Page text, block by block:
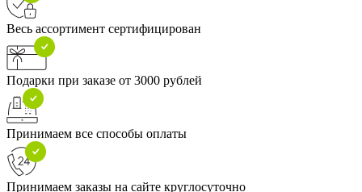
Весь ассортимент сертифицирован
Подарки при заказе от 3000 рублей
Принимаем все способы оплаты
Принимаем заказы на сайте круглосуточно